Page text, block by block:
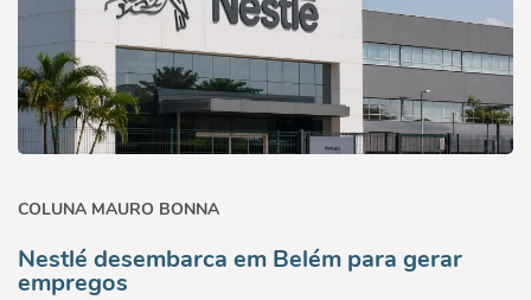
COLUNA MAURO BONNA
Nestlé desembarca em Belém para gerar
empregos